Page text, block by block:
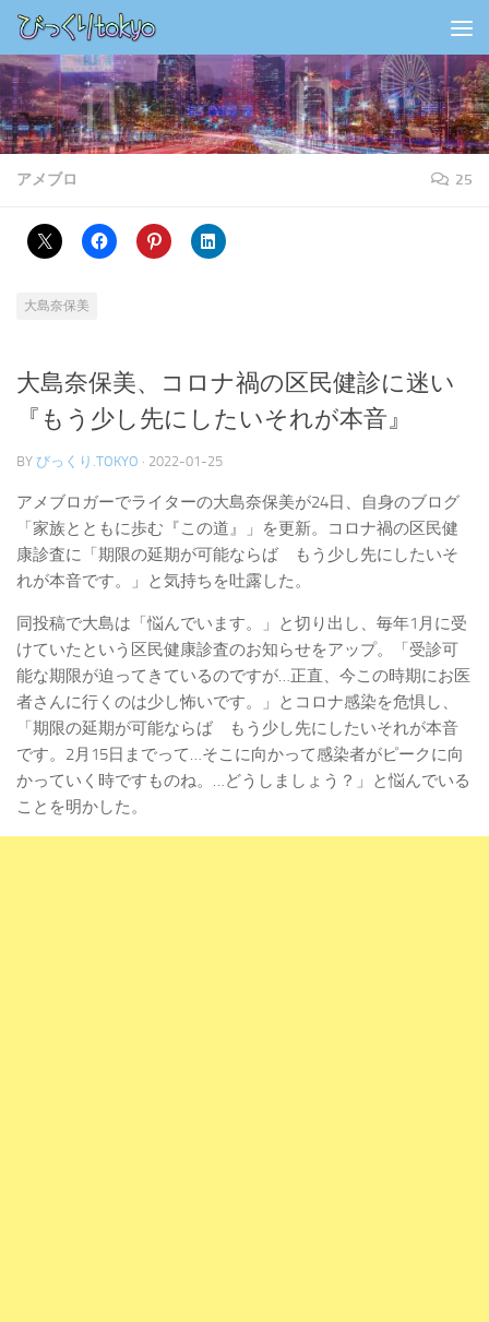
コンテンツの下
アメブロ 25
大島奈保美
大島奈保美、コロナ禍の区民健診に迷い
『もう少し先にしたいそれが本音』
BY びっくり.TOKYO · 2022-01-25
アメブロガーでライターの大島奈保美が24日、自身のブログ
「家族とともに歩む『この道』」を更新。コロナ禍の区民健
康診査に「期限の延期が可能ならば もう少し先にしたいそ
れが本音です。」と気持ちを吐露した。
同投稿で大島は「悩んでいます。」と切り出し、毎年1月に受
けていたという区民健康診査のお知らせをアップ。「受診可
能な期限が迫ってきているのですが…正直、今この時期にお医
者さんに行くのは少し怖いです。」とコロナ感染を危惧し、
「期限の延期が可能ならば もう少し先にしたいそれが本音
です。2月15日までって…そこに向かって感染者がピークに向
かっていく時ですものね。…どうしましょう？」と悩んでいる
ことを明かした。